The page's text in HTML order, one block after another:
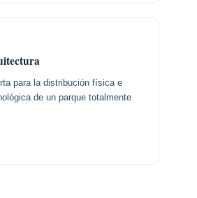
para la distribución física e
de un parque totalmente